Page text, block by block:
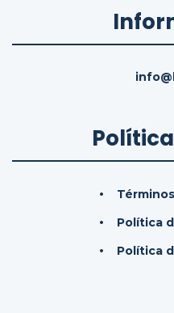
Política
Política